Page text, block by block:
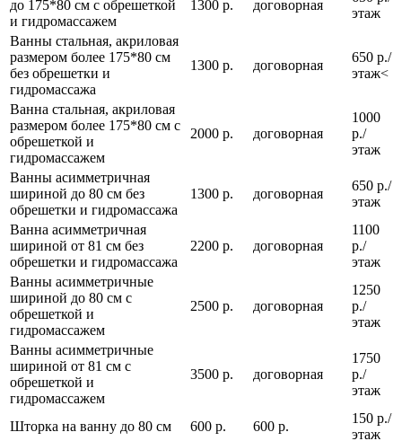
до 175*80 см с обрешеткой
и гидромассажем
1300 р. договорная
этаж
Ванны стальная, акриловая
размером более 175*80 см
без обрешетки и
гидромассажа
1300 р. договорная
650 р./
этаж<
Ванна стальная, акриловая
размером более 175*80 см с
обрешеткой и
гидромассажем
2000 р. договорная
1000
р./
этаж
Ванны асимметричная
шириной до 80 см без
обрешетки и гидромассажа
1300 р. договорная
650 р./
этаж
Ванна асимметричная
шириной от 81 см без
обрешетки и гидромассажа
2200 р. договорная
1100
р./
этаж
Ванны асимметричные
шириной до 80 см с
обрешеткой и
гидромассажем
2500 р. договорная
1250
р./
этаж
Ванны асимметричные
шириной от 81 см с
обрешеткой и
гидромассажем
3500 р. договорная
1750
р./
этаж
Шторка на ванну до 80 см 600 р. 600 р.
150 р./
этаж